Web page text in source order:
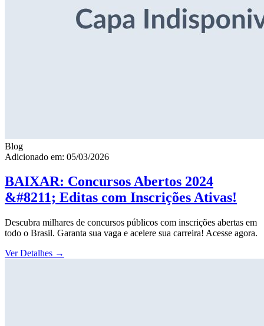
Blog
Adicionado em: 05/03/2026
BAIXAR: Concursos Abertos 2024
&#8211; Editas com Inscrições Ativas!
Descubra milhares de concursos públicos com inscrições abertas em
todo o Brasil. Garanta sua vaga e acelere sua carreira! Acesse agora.
Ver Detalhes →